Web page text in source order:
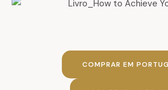
COMPRAR EM